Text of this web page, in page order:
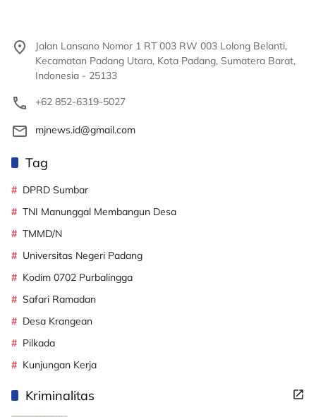
Jalan Lansano Nomor 1 RT 003 RW 003 Lolong Belanti,
Kecamatan Padang Utara, Kota Padang, Sumatera Barat,
Indonesia - 25133
+62 852-6319-5027
mjnews.id@gmail.com
Tag
DPRD Sumbar
TNI Manunggal Membangun Desa
TMMD/N
Universitas Negeri Padang
Kodim 0702 Purbalingga
Safari Ramadan
Desa Krangean
Pilkada
Kunjungan Kerja
Kriminalitas